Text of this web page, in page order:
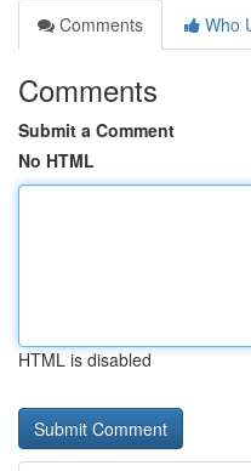
Comments
Who
Comments
Submit a Comment
No HTML
HTML is disabled